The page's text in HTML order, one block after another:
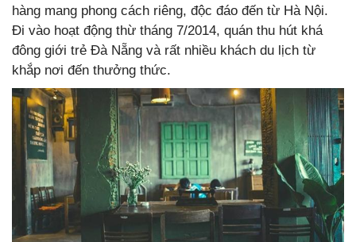
hàng mang phong cách riêng, độc đáo đến từ Hà Nội.
Đi vào hoạt động thừ tháng 7/2014, quán thu hút khá
đông giới trẻ Đà Nẵng và rất nhiều khách du lịch từ
khắp nơi đến thưởng thức.